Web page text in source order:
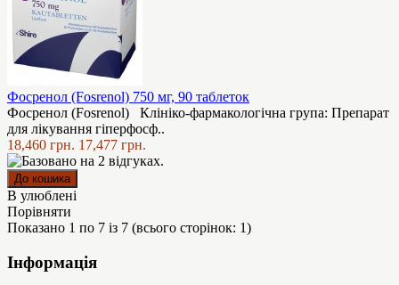
Фосренол (Fosrenol) 750 мг, 90 таблеток
Фосренол (Fosrenol) Клініко-фармакологічна група: Препарат
для лікування гіперфосф..
18,460 грн. 17,477 грн.
В улюблені
Порівняти
Показано 1 по 7 із 7 (всього сторінок: 1)
Інформація